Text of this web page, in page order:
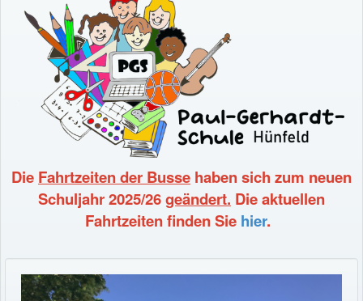
Die Fahrtzeiten der Busse haben sich zum neuen
Schuljahr 2025/26geändert. Die aktuellen
Fahrtzeiten finden Sie hier.